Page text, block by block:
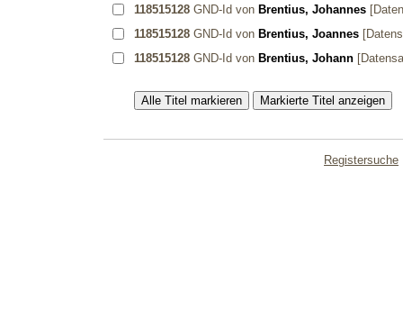
118515128GND-Id von Brentius, Johannes
118515128GND-Id von Brentius, Joannes
118515128GND-Id von Brentius, Johann
Registersuche